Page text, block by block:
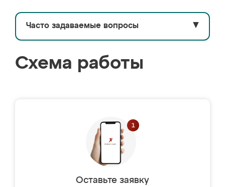
Часто задаваемые вопросы ▼
Схема работы
Оставьте заявку